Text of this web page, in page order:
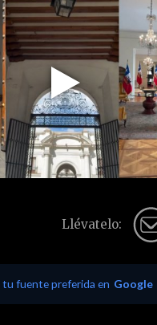
Play
Video
Llévatelo:
fuente preferida en Google